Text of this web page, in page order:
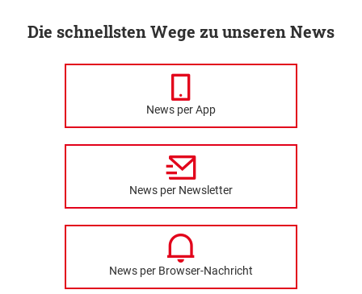
Die schnellsten Wege zu unseren News
News per App
News per Newsletter
News per Browser-Nachricht